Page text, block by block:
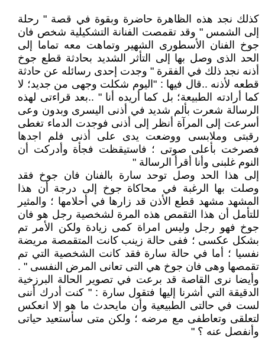
كذلك نجد هذه الظاهرة حاضرة وبقوة في قصة " رحلة
إلى الشمس " وقد تقمصت الفنانة التشكيلية شخص فان
جوخ الفنان الأسطورى الشهير وتماهت معه تماما إلى
الحد الذى وصل بها إلى التأثر الشديد بحادثة قطع جوخ
أذنه نجد ذلك في الفقرة " وجدت إحدى رسائله عن حادثة
قطعه لأذنه ..قال فيها : "اليوم شكلت وجهى من جديد؛ لا
كما أرادته الطبيعة؛ بل كما أريده أنا " ..بعد قراءتى لهذه
الرسالة شعرت بألم شديد في أذنى اليسرى وبدون وعى
أسرعت إلى المرآة أنظر إلى أذنى فوجدت الدماء تغطى
رقبتى وملابسى ووضعت يدى على أذنى فلم اجدها
فصرخت بأعلى صوتى ؛ فاستيقظت فجأة وأدركت أن
النوم غلبنى وأنا أقرأ الرسالة "
إلى هذا الحد وصل توحد سارة بالفنان فان جوخ فقد
وصلت بها الرغبة في محاكاة جوخ إلى درجة أن هذا
المشهد مشهد قطع الأذن قد زارها في أحلامها ؛ والمثير
للتأمل أن هذا التقمص هذه المرة لشخصية رجل هو فان
جوخ فهو رجل وليس امراة كمى زيادة ولكن الأمر تم
بشكل عكسى ؛ ففى حالة زينب كانت المتقمصة مريضة
نفسيا ؛ أما في حالة سارة فقد كانت الشخصية التي تم
تقمصها وهى فان جوخ هي التى تعانى المرض النفسى " .
وأيضا نرى القاصة قد برعت في تصوير الحالة البرزخية
الدقيقة التي أشرنا إليها فتقول سارة : " كنت أدرك أننى
لست في حالتى الطبيعية وأن مايحدث ما هو إلا انعكس
لتعلقى وتعاطفى مع مرضه ؛ ولكن متى سأستعيد حياتى
وأنفصل عنه ؟ "